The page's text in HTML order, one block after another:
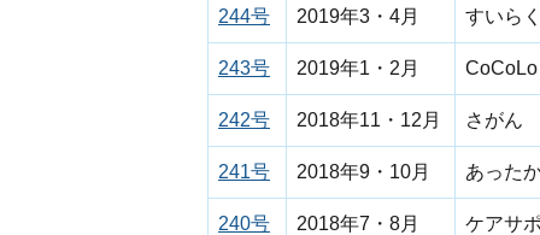
244号 2019年3・4月 すいら
243号 2019年1・2月
242号 2018年11・12月 さがん
241号 2018年9・10月 あった
240号 2018年7・8月 ケアサ